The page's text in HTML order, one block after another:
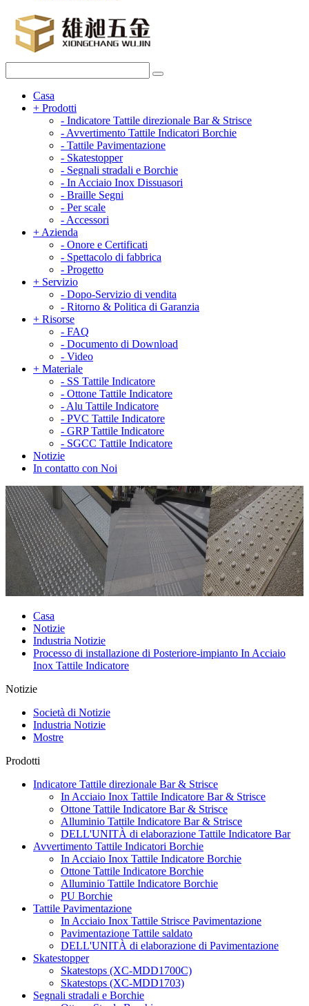
Casa
+ Prodotti
- Indicatore Tattile direzionale Bar & Strisce
- Avvertimento Tattile Indicatori Borchie
- Tattile Pavimentazione
- Skatestopper
- Segnali stradali e Borchie
- In Acciaio Inox Dissuasori
- Braille Segni
- Per scale
- Accessori
+ Azienda
- Onore e Certificati
- Spettacolo di fabbrica
- Progetto
+ Servizio
- Dopo-Servizio di vendita
- Ritorno & Politica di Garanzia
+ Risorse
- FAQ
- Documento di Download
- Video
+ Materiale
- SS Tattile Indicatore
- Ottone Tattile Indicatore
- Alu Tattile Indicatore
- PVC Tattile Indicatore
- GRP Tattile Indicatore
- SGCC Tattile Indicatore
Notizie
In contatto con Noi
Casa
Notizie
Industria Notizie
Processo di installazione di Posteriore-impianto In Acciaio
Inox Tattile Indicatore
Notizie
Società di Notizie
Industria Notizie
Mostre
Prodotti
Indicatore Tattile direzionale Bar & Strisce
In Acciaio Inox Tattile Indicatore Bar & Strisce
Ottone Tattile Indicatore Bar & Strisce
Alluminio Tattile Indicatore Bar & Strisce
DELL'UNITÀ di elaborazione Tattile Indicatore Bar
Avvertimento Tattile Indicatori Borchie
In Acciaio Inox Tattile Indicatore Borchie
Ottone Tattile Indicatore Borchie
Alluminio Tattile Indicatore Borchie
PU Borchie
Tattile Pavimentazione
In Acciaio Inox Tattile Strisce Pavimentazione
Pavimentazione Tattile saldato
DELL'UNITÀ di elaborazione di Pavimentazione
Skatestopper
Skatestops (XC-MDD1700C)
Skatestops (XC-MDD1703)
Segnali stradali e Borchie